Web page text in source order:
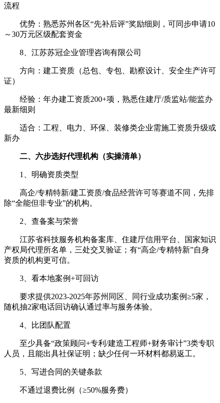
流程
优势：熟悉苏州各区“先补后评”奖励细则，可同步申请10
～30万元区级配套资金
8、江苏苏冠企业管理咨询有限公司
方向：建工资质（总包、专包、勘察设计、安全生产许可
证）
经验：年办建工资质200+项，熟悉住建厅/质监站/能监办
最新细则
适合：工程、电力、环保、装修类企业需施工资质升级或
新办
二、六步选好代理机构（实操清单）
1、明确资质类型
高企/专精特新/建工资质/食品经营许可等赛道不同，先排
除“全能但非专业”的机构。
2、查备案与荣誉
江苏省科技服务机构备案库、住建厅信用平台、国家知识
产权局代理所名单，三处交叉验证；有“高企/专精特新”自身
资质的机构更可信。
3、看本地案例+可回访
要求提供2023-2025年苏州同区、同行业成功案例≥5家，
随机抽2家电话回访确认通过率与服务体验。
4、比团队配置
至少具备“政策顾问+专利/建造工程师+财务审计”3类专职
人员，且能出具社保证明；缺少任何一环材料都易返工。
5、写进合同的关键条款
不通过退费比例（≥50%服务费）